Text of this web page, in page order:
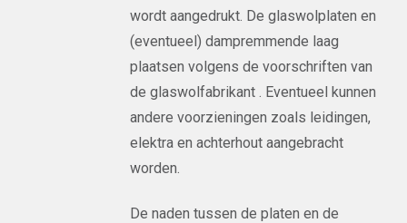
wordt aangedrukt. De glaswolplaten en
(eventueel) dampremmende laag
plaatsen volgens de voorschriften van
de glaswolfabrikant . Eventueel kunnen
andere voorzieningen zoals leidingen,
elektra en achterhout aangebracht
worden.
De naden tussen de platen en de